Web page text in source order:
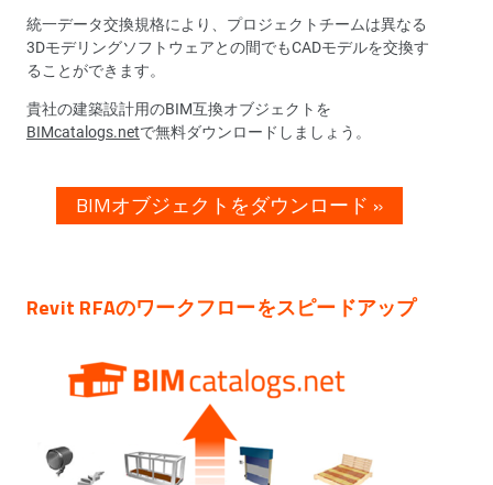
統一データ交換規格により、プロジェクトチームは異なる
3Dモデリングソフトウェアとの間でもCADモデルを交換す
ることができます。
貴社の建築設計用のBIM互換オブジェクトを
BIMcatalogs.netで無料ダウンロードしましょう。
BIMオブジェクトをダウンロード »
Revit RFAのワークフローをスピードアップ